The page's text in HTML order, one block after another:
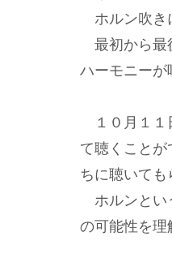
ホルン吹き
最初から最
ハーモニーが
１０月１１
て聴くこと
ちに聴いても
ホルンとい
の可能性を理